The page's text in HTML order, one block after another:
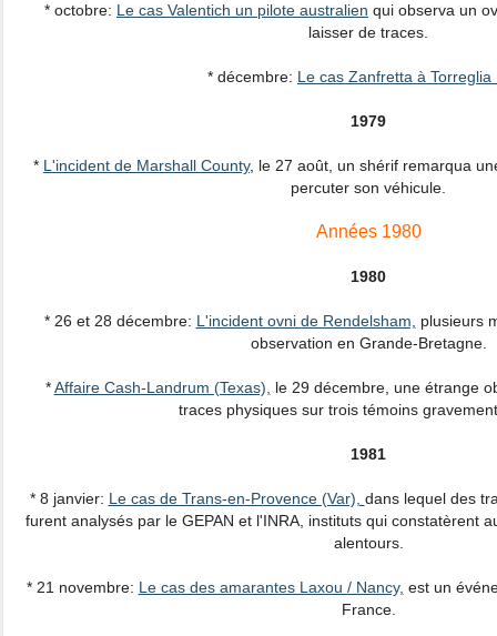
* octobre: Le cas Valentich un pilote australien qui observa un
laisser de traces.
* décembre: Le cas Zanfretta à Torreglia
1979
* L'incident de Marshall County, le 27 août, un shérif remarqua
percuter son véhicule.
Années 1980
1980
* 26 et 28 décembre: L'incident ovni de Rendelsham,
plusieurs
observation en Grande-Bretagne.
*Affaire Cash-Landrum (Texas),
le 29 décembre, une étrange
traces physiques sur trois témoins
1981
* 8 janvier: Le cas de Trans-en-Provence (Var), dans lequel des
furent analysés par le GEPAN et l'INRA, instituts qui constatèrent
alentours.
* 21 novembre: Le cas des amarantes Laxou / Nancy, est un
France.